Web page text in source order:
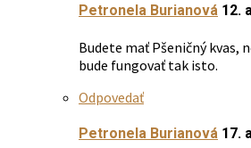
Petronela Burianová 12.
Budete mať Pšeničný kvas,
bude fungovať tak isto.
Odpovedať
Petronela Burianová 17.